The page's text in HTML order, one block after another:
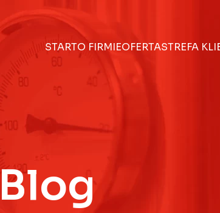
STARTO FIRMIEOFERTASTREFA
Blog